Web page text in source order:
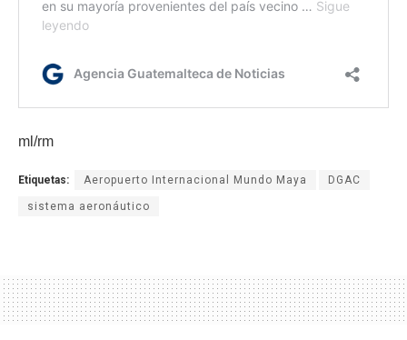
ml/rm
Etiquetas: Aeropuerto Internacional Mundo Maya DGAC
sistema aeronáutico